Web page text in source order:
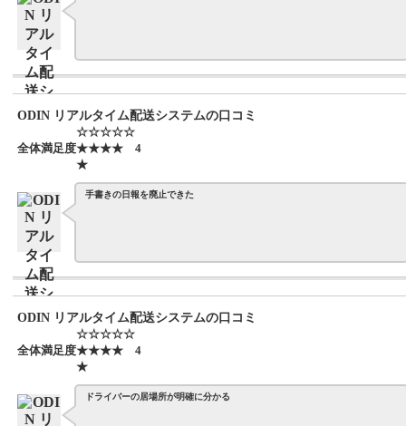
ODIN リアルタイム配送システムの口コミ
全体満足度
☆☆☆☆☆
★★★★
4
手書きの日報を廃止できた
ODIN リアルタイム配送システムの口コミ
全体満足度
☆☆☆☆☆
★★★★
4
ドライバーの居場所が明確に分かる